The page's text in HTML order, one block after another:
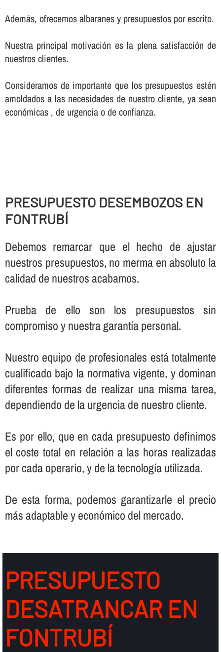
Además, ofrecemos albaranes y presupuestos por escrito.
Nuestra principal motivación es la plena satisfacción de
nuestros clientes.
Consideramos de importante que los presupuestos estén
amoldados a las necesidades de nuestro cliente, ya sean
económicas , de urgencia o de confianza.
PRESUPUESTO DESEMBOZOS EN
FONTRUBÍ
Debemos remarcar que el hecho de ajustar
nuestros presupuestos, no merma en absoluto la
calidad de nuestros acabamos.
Prueba de ello son los presupuestos sin
compromiso y nuestra garantí­a personal.
Nuestro equipo de profesionales está totalmente
cualificado bajo la normativa vigente, y dominan
diferentes formas de realizar una misma tarea,
dependiendo de la urgencia de nuestro cliente.
Es por ello, que en cada presupuesto definimos
el coste total en relación a las horas realizadas
por cada operario, y de la tecnologí­a utilizada.
De esta forma, podemos garantizarle el precio
más adaptable y económico del mercado.
PRESUPUESTO
DESATRANCAR EN
FONTRUBÍ